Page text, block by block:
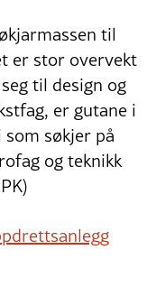
til
er stor overvekt
til design og
er gutane i
søkjer på
og teknikk